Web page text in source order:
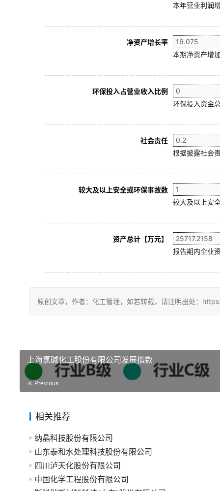
本年营业利润
净资产增长率
本期净资产增
环保投入占营业收入比例
环保投入资金
社会责任
根据披露社会
较大及以上安全或环保事故数
较大及以上安
资产总计【万元】
报告期内企业
原创文章，作者：化工管理，如若转载，请注明出处：
上海氯碱化工股份有限公司发展指数
Previous
相关推荐
纳晶科技股份有限公司
山东泰和水处理科技股份有限公司
四川泸天化股份有限公司
中国化学工程股份有限公司